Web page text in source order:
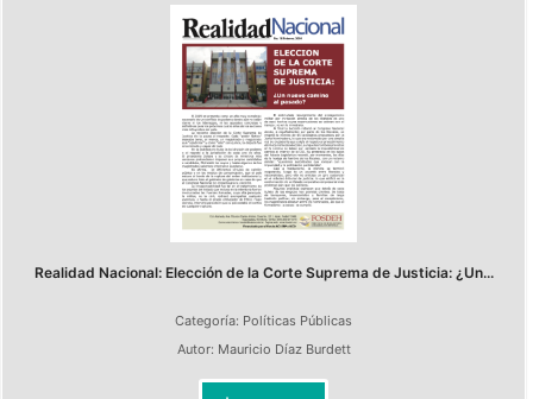
Realidad Nacional: Elección de la Corte Suprema de Justicia: ¿Un...
Categoría: Políticas Públicas
Autor: Mauricio Díaz Burdett